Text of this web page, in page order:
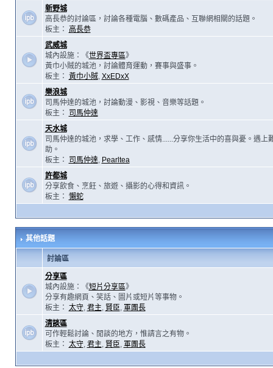
新野城
高長恭的討論區，討論各種電腦、數碼產品、互聯網相關的話題。
板主：
高長恭
武威城
城內設施：《世界盃專區》
黃巾小賊的城池，討論體育運動，賽事與盛事。
板主： 黃巾小賊, XxEDxX
樂浪城
司馬仲達的城池，討論動漫、影視、音樂等話題。
板主：
司馬仲達
天水城
司馬仲達的城池，求學、工作、感情......分享你生活中的喜與憂。遇上
助。
板主：
司馬仲達, Pearltea
許都城
分享飲食、烹飪、旅遊、攝影的心得和資訊。
板主： 懶蛇
其他話題
討論區
分享區
城內設施：《短片分享區》
分享有趣網頁、笑話、圖片或短片等事物。
板主： 太守, 君主, 賢臣, 軍團長
清談區
可作輕鬆討論、閒談的地方，惟請言之有物。
板主： 太守, 君主, 賢臣, 軍團長